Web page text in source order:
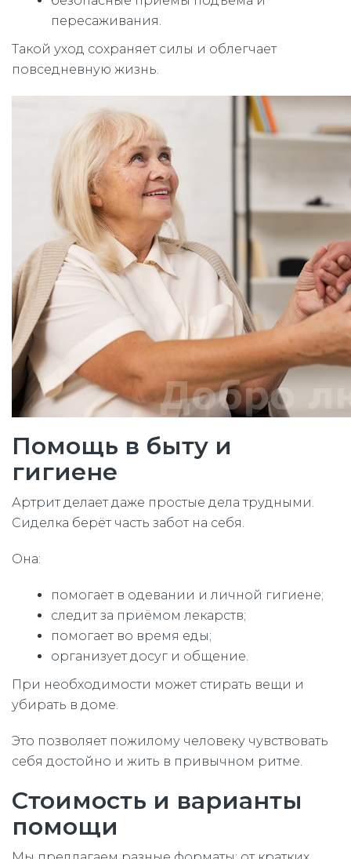
пересаживания.
Такой уход сохраняет силы и облегчает
повседневную жизнь.
Помощь в быту и
гигиене
Артрит делает даже простые дела трудными.
Сиделка берёт часть забот на себя.
Она:
помогает в одевании и личной гигиене;
следит за приёмом лекарств;
помогает во время еды;
организует досуг и общение.
При необходимости может стирать вещи и
убирать в доме.
Это позволяет пожилому человеку чувствовать
себя достойно и жить в привычном ритме.
Стоимость и варианты
помощи